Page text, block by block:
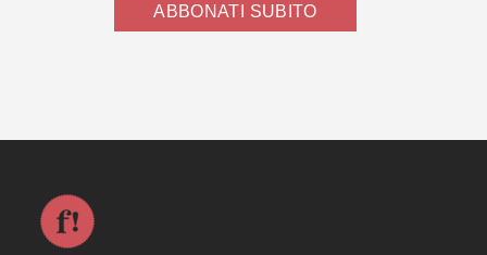
ABBONATI SUBITO